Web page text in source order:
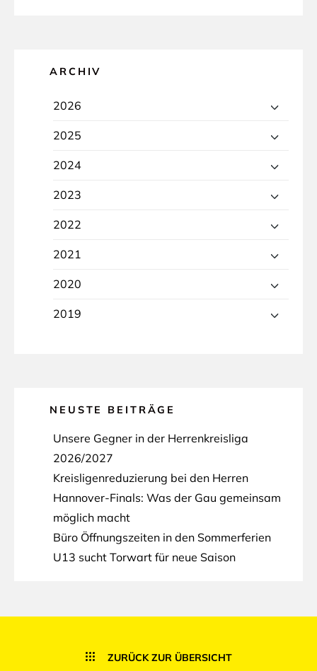
ARCHIV
2026
2025
2024
2023
2022
2021
2020
2019
NEUSTE BEITRÄGE
Unsere Gegner in der Herrenkreisliga
2026/2027
Kreisligenreduzierung bei den Herren
Hannover-Finals: Was der Gau gemeinsam
möglich macht
Büro Öffnungszeiten in den Sommerferien
U13 sucht Torwart für neue Saison
ZURÜCK ZUR ÜBERSICHT